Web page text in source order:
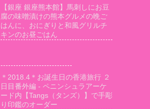
【銀座 銀座熊本館】馬刺しにお豆
腐の味噌漬けの熊本グルメの晩ご
はんに、おにぎりと和風グリルチ
キンのお昼ごはん
＊2018.4＊お誕生日の香港旅行 ２
日目番外編 - ペニンシュラアーケ
ード内【Tangs（タンズ）】で手彫
り印鑑のオーダー